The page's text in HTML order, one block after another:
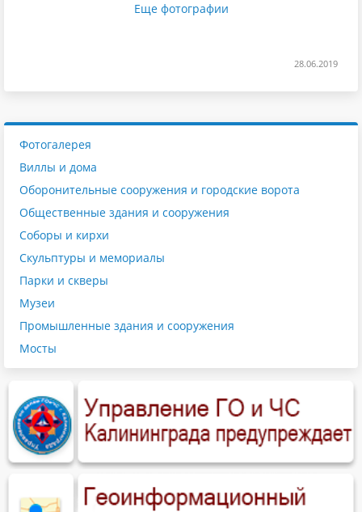
Еще фотографии
28.06.2019
Фотогалерея
Виллы и дома
Оборонительные сооружения и городские ворота
Общественные здания и сооружения
Соборы и кирхи
Скульптуры и мемориалы
Парки и скверы
Музеи
Промышленные здания и сооружения
Мосты